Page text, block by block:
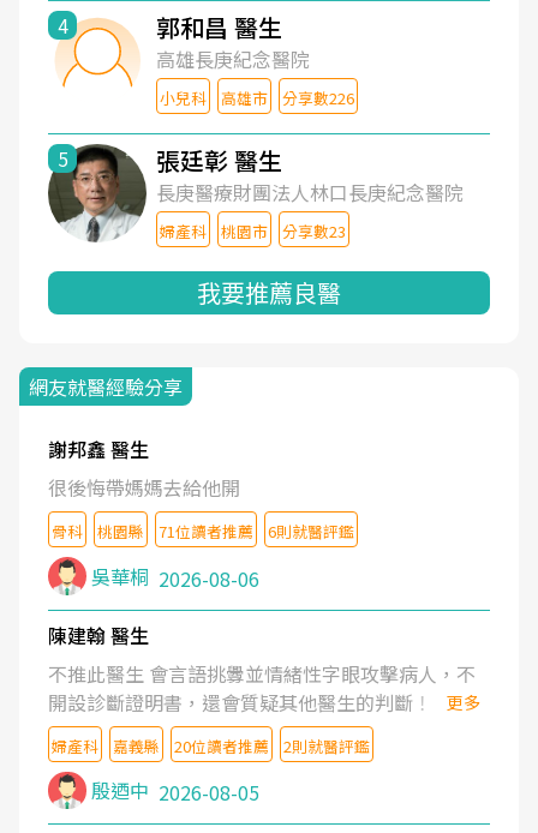
4 郭和昌 醫生
高雄長庚紀念醫院
小兒科 高雄市 分享數226
5 張廷彰 醫生
長庚醫療財團法人林口長庚紀念醫院
婦產科 桃園市 分享數23
我要推薦良醫
網友就醫經驗分享
謝邦鑫 醫生
很後悔帶媽媽去給他開
骨科 桃園縣 71位讀者推薦 6則就醫評鑑
吳華桐 2026-08-06
陳建翰 醫生
不推此醫生 會言語挑釁並情緒性字眼攻擊病人，不
開設診斷證明書，還會質疑其他醫生的判斷！
更多
婦產科 嘉義縣 20位讀者推薦 2則就醫評鑑
殷迺中 2026-08-05